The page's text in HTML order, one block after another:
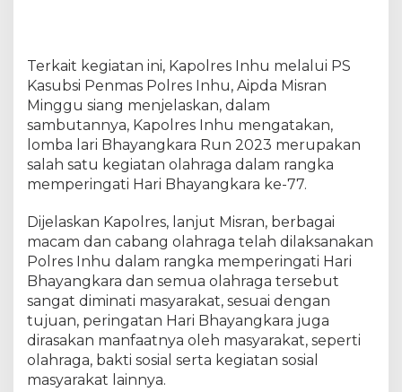
P
o
e
s
I
n
u
2
0
2
I
n
i
P
Terkait kegiatan ini, Kapolres Inhu melalui PS
Kasubsi Penmas Polres Inhu, Aipda Misran
Minggu siang menjelaskan, dalam
sambutannya, Kapolres Inhu mengatakan,
lomba lari Bhayangkara Run 2023 merupakan
salah satu kegiatan olahraga dalam rangka
memperingati Hari Bhayangkara ke-77.
Dijelaskan Kapolres, lanjut Misran, berbagai
macam dan cabang olahraga telah dilaksanakan
Polres Inhu dalam rangka memperingati Hari
Bhayangkara dan semua olahraga tersebut
sangat diminati masyarakat, sesuai dengan
tujuan, peringatan Hari Bhayangkara juga
dirasakan manfaatnya oleh masyarakat, seperti
olahraga, bakti sosial serta kegiatan sosial
masyarakat lainnya.